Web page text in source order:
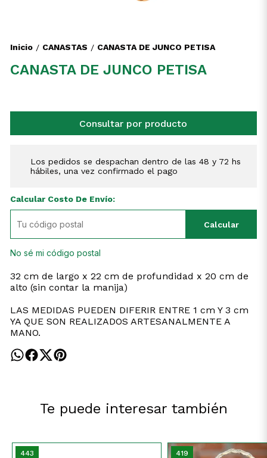
Inicio / CANASTAS / CANASTA DE JUNCO PETISA
CANASTA DE JUNCO PETISA
Consultar por producto
Los pedidos se despachan dentro de las 48 y 72 hs
hábiles, una vez confirmado el pago
Calcular Costo De Envío:
Calcular
No sé mi código postal
32 cm de largo x 22 cm de profundidad x 20 cm de
alto (sin contar la manija)
LAS MEDIDAS PUEDEN DIFERIR ENTRE 1 cm Y 3 cm
YA QUE SON REALIZADOS ARTESANALMENTE A
MANO.
Te puede interesar también
443 419